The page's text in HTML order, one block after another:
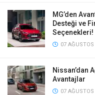
MG’den
Desteği ve
Seçenekleri!
07
Nissan’dan
Avantajlar
07